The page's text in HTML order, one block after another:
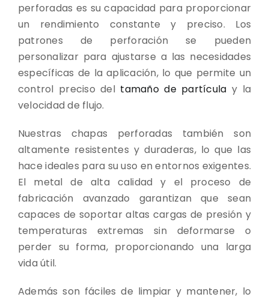
perforadas es su capacidad para proporcionar
un rendimiento constante y preciso. Los
patrones de perforación se pueden
personalizar para ajustarse a las necesidades
específicas de la aplicación, lo que permite un
control preciso del tamaño de partícula y la
velocidad de flujo.
Nuestras chapas perforadas también son
altamente resistentes y duraderas, lo que las
hace ideales para su uso en entornos exigentes.
El metal de alta calidad y el proceso de
fabricación avanzado garantizan que sean
capaces de soportar altas cargas de presión y
temperaturas extremas sin deformarse o
perder su forma, proporcionando una larga
vida útil.
Además son fáciles de limpiar y mantener, lo